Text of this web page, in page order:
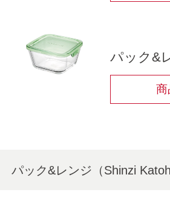
パック&
商
パック&レンジ（Shinzi